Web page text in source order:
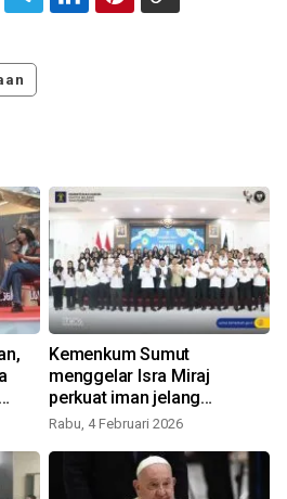
Kemenkum Sumut
menggelar Isra Miraj
perkuat iman jelang
Ramadhan
Rabu, 4 Februari 2026